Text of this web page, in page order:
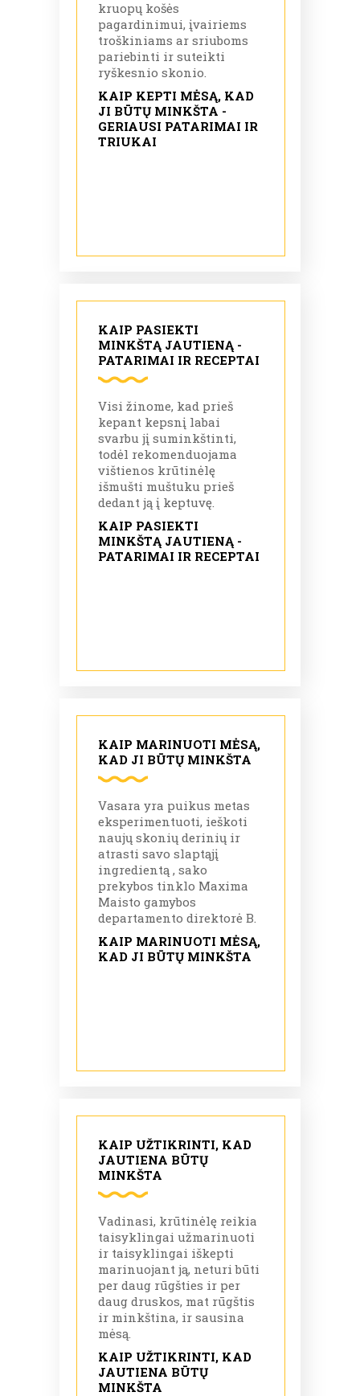
kruopų košės
pagardinimui, įvairiems
troškiniams ar sriuboms
pariebinti ir suteikti
ryškesnio skonio.
KAIP KEPTI MĖSĄ, KAD
JI BŪTŲ MINKŠTA -
GERIAUSI PATARIMAI IR
TRIUKAI
KAIP PASIEKTI
MINKŠTĄ JAUTIENĄ -
PATARIMAI IR RECEPTAI
Visi žinome, kad prieš
kepant kepsnį labai
svarbu jį suminkštinti,
todėl rekomenduojama
vištienos krūtinėlę
išmušti muštuku prieš
dedant ją į keptuvę.
KAIP PASIEKTI
MINKŠTĄ JAUTIENĄ -
PATARIMAI IR RECEPTAI
KAIP MARINUOTI MĖSĄ,
KAD JI BŪTŲ MINKŠTA
Vasara yra puikus metas
eksperimentuoti, ieškoti
naujų skonių derinių ir
atrasti savo slaptąjį
ingredientą , sako
prekybos tinklo Maxima
Maisto gamybos
departamento direktorė B.
KAIP MARINUOTI MĖSĄ,
KAD JI BŪTŲ MINKŠTA
KAIP UŽTIKRINTI, KAD
JAUTIENA BŪTŲ
MINKŠTA
Vadinasi, krūtinėlę reikia
taisyklingai užmarinuoti
ir taisyklingai iškepti
marinuojant ją, neturi būti
per daug rūgšties ir per
daug druskos, mat rūgštis
ir minkština, ir sausina
mėsą.
KAIP UŽTIKRINTI, KAD
JAUTIENA BŪTŲ
MINKŠTA